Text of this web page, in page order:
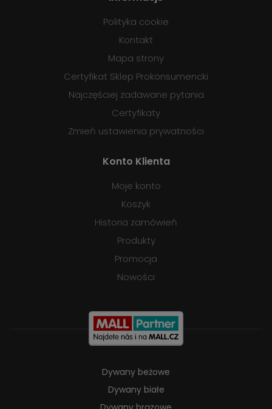
Polityka cookie
Kontakt
Mapa strony
Certyfikat Sklep Prokonsumencki
Najczęściej zadawane pytania
Certyfikaty
Zmień ustawienia prywatności
Konto Klienta
Moje konto
Koszyk
Historia zamówień
Produkty
Promocja
Nowości
Dywany beżowe
Dywany białe